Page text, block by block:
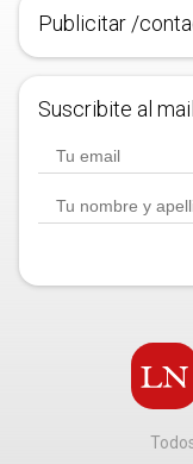
Publicitar /
Suscribite al